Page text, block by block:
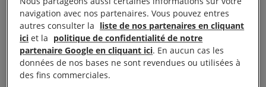
L’Amnestienne rendez-vous à 15h00 au Sémaphore
du Havre
navigation avec nos partenaires. Vous pouvez entres
autres consulter la liste de nos partenaires en cliquant
ici et la politique de confidentialité de notre
partenaire Google en cliquant ici. En aucun cas les
données de nos bases ne sont revendues ou utilisées à
des fins commerciales.